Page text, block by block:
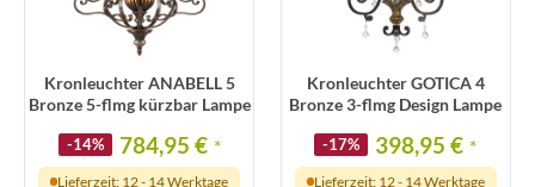
Kronleuchter ANABELL 5
Bronze 5-flmg kürzbar Lampe
-14% 784,95 € *
Lieferzeit: 12 - 14 Werktage
Kronleuchter GOTICA 4
Bronze 3-flmg Design Lampe
-17% 398,95 € *
Lieferzeit: 12 - 14 Werktage